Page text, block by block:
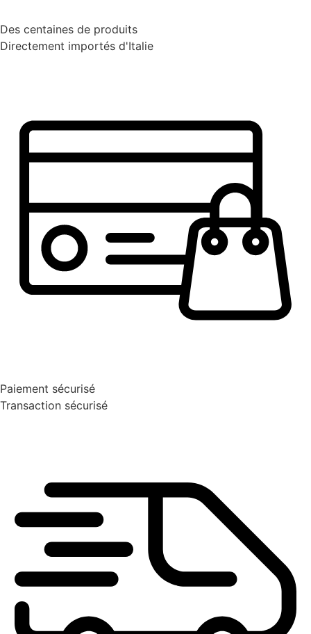
Des centaines de produits
Directement importés d'Italie
Paiement sécurisé
Transaction sécurisé